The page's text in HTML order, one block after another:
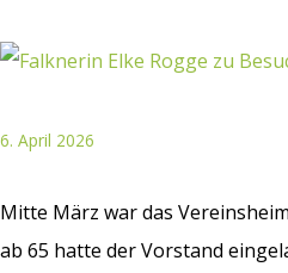
6. April 2026
Mitte März war das
ab 65 hatte der Vorstand